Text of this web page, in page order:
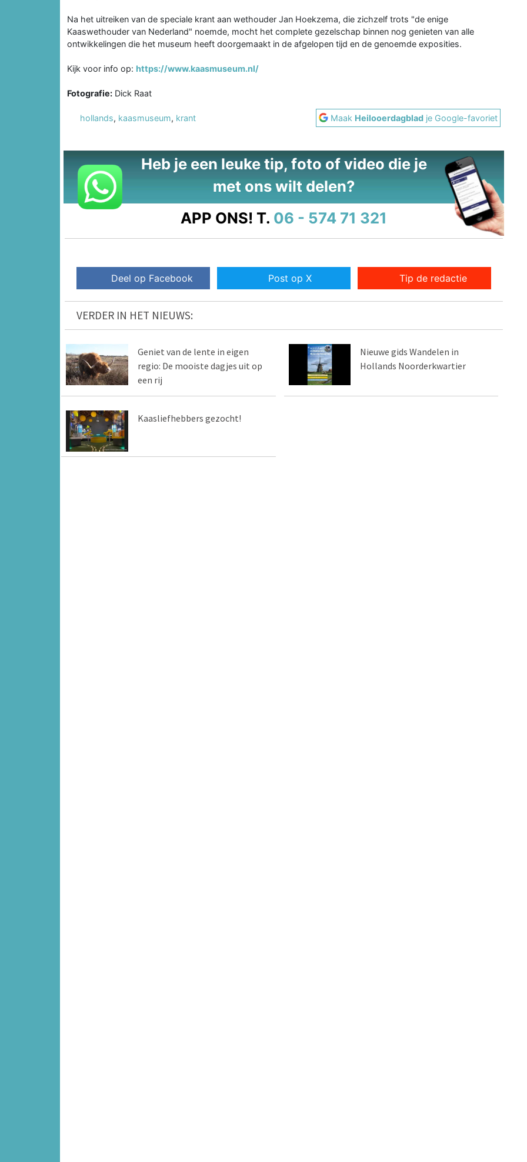
Na het uitreiken van de speciale krant aan wethouder Jan Hoekzema, die zichzelf trots "de enige
Kaaswethouder van Nederland" noemde, mocht het complete gezelschap binnen nog genieten van alle
ontwikkelingen die het museum heeft doorgemaakt in de afgelopen tijd en de genoemde exposities.
Kijk voor info op: https://www.kaasmuseum.nl/
Fotografie: Dick Raat
hollands, kaasmuseum, krant Maak Heilooerdagblad je Google-favoriet
Heb je een leuke tip, foto of video die je
met ons wilt delen?
APP ONS! T. 06 - 574 71 321
Deel op Facebook Post op X Tip de redactie
VERDER IN HET NIEUWS:
Geniet van de lente in eigen
regio: De mooiste dagjes uit op
een rij
Nieuwe gids Wandelen in
Hollands Noorderkwartier
Kaasliefhebbers gezocht!